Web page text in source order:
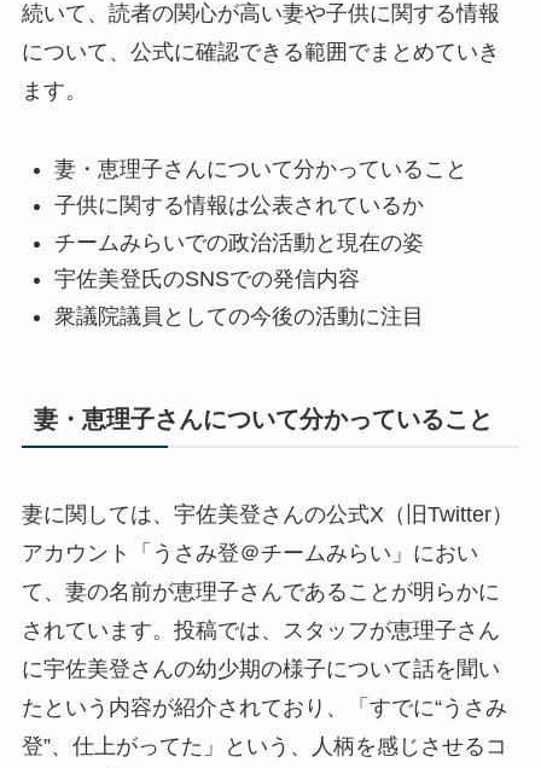
続いて、読者の関心が高い妻や子供に関する情報
について、公式に確認できる範囲でまとめていき
ます。
妻・恵理子さんについて分かっていること
子供に関する情報は公表されているか
チームみらいでの政治活動と現在の姿
宇佐美登氏のSNSでの発信内容
衆議院議員としての今後の活動に注目
妻・恵理子さんについて分かっていること
妻に関しては、宇佐美登さんの公式X（旧Twitter）
アカウント「うさみ登＠チームみらい」におい
て、妻の名前が恵理子さんであることが明らかに
されています。投稿では、スタッフが恵理子さん
に宇佐美登さんの幼少期の様子について話を聞い
たという内容が紹介されており、「すでに“うさみ
登”、仕上がってた」という、人柄を感じさせるコ